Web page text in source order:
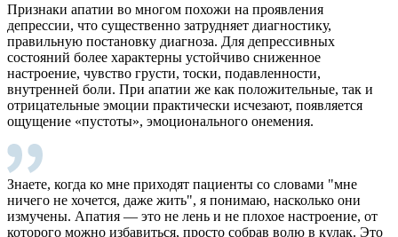
Признаки апатии во многом похожи на проявления
депрессии, что существенно затрудняет диагностику,
правильную постановку диагноза. Для депрессивных
состояний более характерны устойчиво сниженное
настроение, чувство грусти, тоски, подавленности,
внутренней боли. При апатии же как положительные, так и
отрицательные эмоции практически исчезают, появляется
ощущение «пустоты», эмоционального онемения.
Знаете, когда ко мне приходят пациенты со словами "мне
ничего не хочется, даже жить", я понимаю, насколько они
измучены. Апатия — это не лень и не плохое настроение, от
которого можно избавиться, просто собрав волю в кулак. Это